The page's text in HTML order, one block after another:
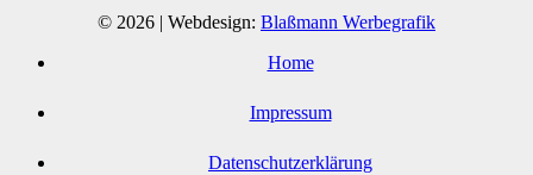
© 2026 | Webdesign: Blaßmann Werbegrafik
Home
Impressum
Datenschutzerklärung